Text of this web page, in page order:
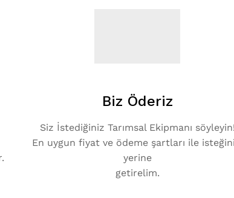
Biz Öderiz
Siz İstediğiniz Tarımsal Ekipmanı söyleyin!
En uygun fiyat ve ödeme şartları ile
yerine
getirelim.